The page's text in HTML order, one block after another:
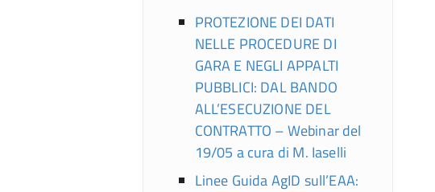
PROTEZIONE DEI DATI
NELLE PROCEDURE DI
GARA E NEGLI APPALTI
PUBBLICI: DAL BANDO
ALL’ESECUZIONE DEL
CONTRATTO – Webinar del
19/05 a cura di M. Iaselli
Linee Guida AgID sull’EAA: